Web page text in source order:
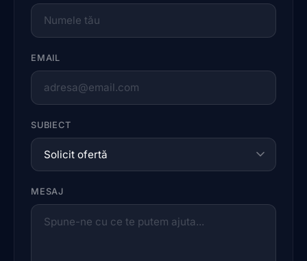
EMAIL
SUBIECT
MESAJ